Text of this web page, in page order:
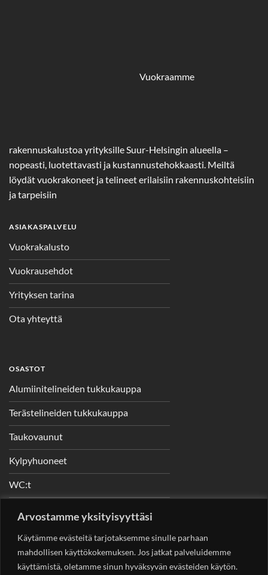
Arvostamme yksityisyyttäsi
Käytämme evästeitä tarjotaksemme sinulle parhaan
mahdollisen käyttökokemuksen. Jos jatkat palveluidemme
käyttämistä, oletamme sinun hyväksyvän evästeiden käytön.
Vuokraamme
rakennuskalustoa yrityksille Suur-Helsingin alueella –
nopeasti, luotettavasti ja kustannustehokkaasti. Meiltä
löydät vuokrakoneet ja telineet erilaisiin rakennuskohteisiin
ja tarpeisiin
ASIAKASPALVELU
Vuokrakalusto
Vuokrausehdot
Yrityksen tarina
Ota yhteyttä
OSASTOT
Alumiinitelineiden tukkukauppa
Terästelineiden tukkukauppa
Taukovaunut
Kylpyhuoneet
WC:t
Nostimet